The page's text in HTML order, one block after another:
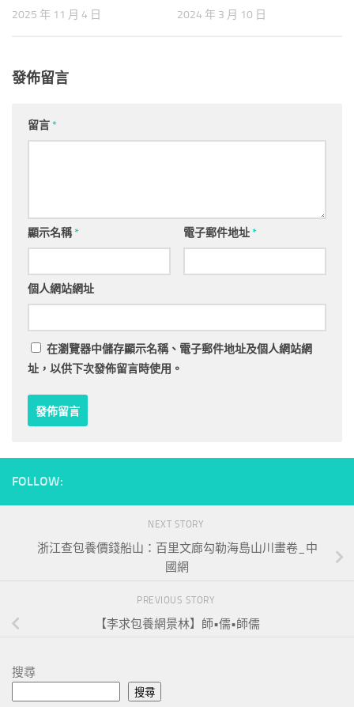
2025 年 11 月 4 日 2024 年 3 月 10 日
發佈留言
留言*
顯示名稱* 電子郵件地址*
個人網站網址
在瀏覽器中儲存顯示名稱、電子郵件地址及個人網站網
址，以供下次發佈留言時使用。
FOLLOW:
NEXT STORY
浙江查包養價錢船山：百里文廊勾勒海島山川畫卷_中
國網
PREVIOUS STORY
【李求包養網景林】師•儒•師儒
搜尋
搜尋